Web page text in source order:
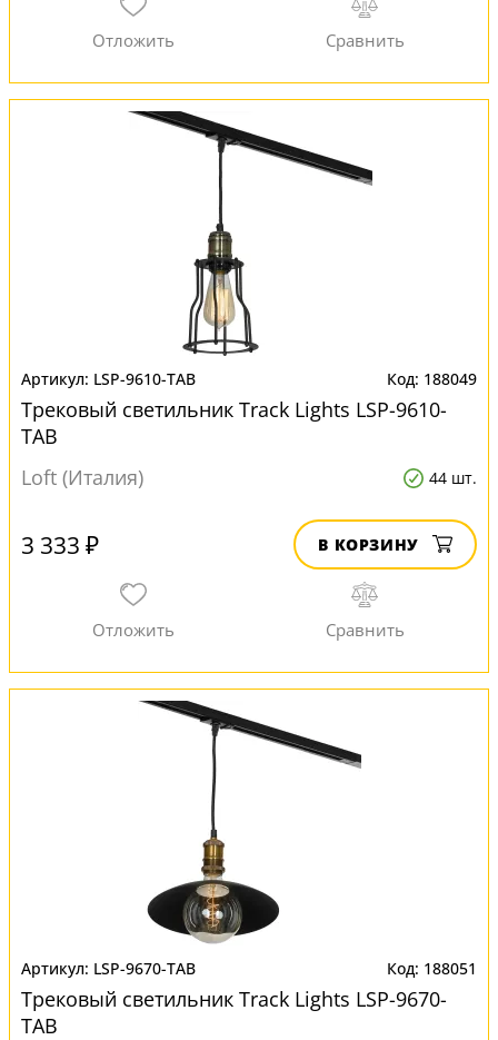
LSP-9610-TAB 188049
Трековый светильник Track Lights LSP-9610-
TAB
Loft (Италия)
44 шт.
3 333 ₽ В КОРЗИНУ
LSP-9670-TAB 188051
Трековый светильник Track Lights LSP-9670-
TAB